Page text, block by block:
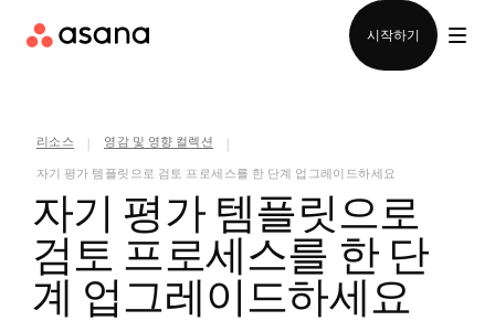
시작하기
리소스 영감 및 영향 컬렉션
자기 평가 템플릿으로 검토 프로세스를 한 단계 업그레이드하세요
자기 평가 템플릿으로
검토 프로세스를 한 단
계 업그레이드하세요